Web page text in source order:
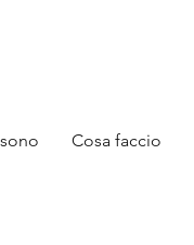
Cosa faccio